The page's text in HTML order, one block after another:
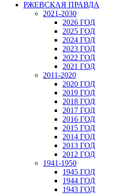
РЖЕВСКАЯ ПРАВДА
2021-2030
2026 ГОД
2025 ГОД
2024 ГОД
2023 ГОД
2022 ГОД
2021 ГОД
2011-2020
2020 ГОД
2019 ГОД
2018 ГОД
2017 ГОД
2016 ГОД
2015 ГОД
2014 ГОД
2013 ГОД
2012 ГОД
1941-1950
1945 ГОД
1944 ГОД
1943 ГОД